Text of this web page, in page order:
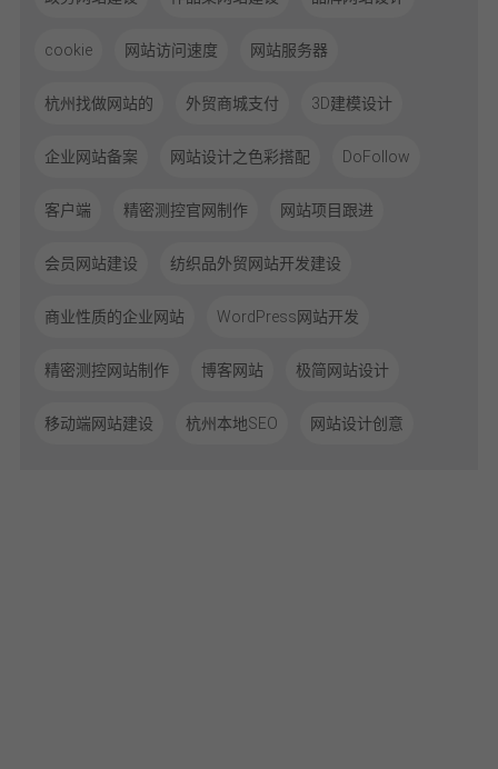
cookie 网站访问速度 网站服务器
杭州找做网站的 外贸商城支付 3D建模设计
企业网站备案 网站设计之色彩搭配 DoFollow
客户端 精密测控官网制作 网站项目跟进
会员网站建设 纺织品外贸网站开发建设
商业性质的企业网站 WordPress网站开发
精密测控网站制作 博客网站 极简网站设计
移动端网站建设 杭州本地SEO 网站设计创意